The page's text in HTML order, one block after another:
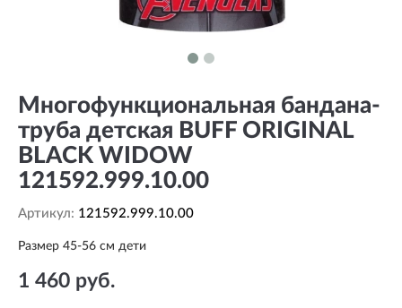
Многофункциональная бандана-
труба детская BUFF ORIGINAL
BLACK WIDOW
121592.999.10.00
Артикул: 121592.999.10.00
Размер 45-56 см дети
1 460 руб.